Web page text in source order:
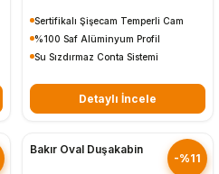
Sertifikalı Şişecam Temperli Cam
%100 Saf Alüminyum Profil
Su Sızdırmaz Conta Sistemi
Detaylı İncele
-%11
Bakır Oval Duşakabin